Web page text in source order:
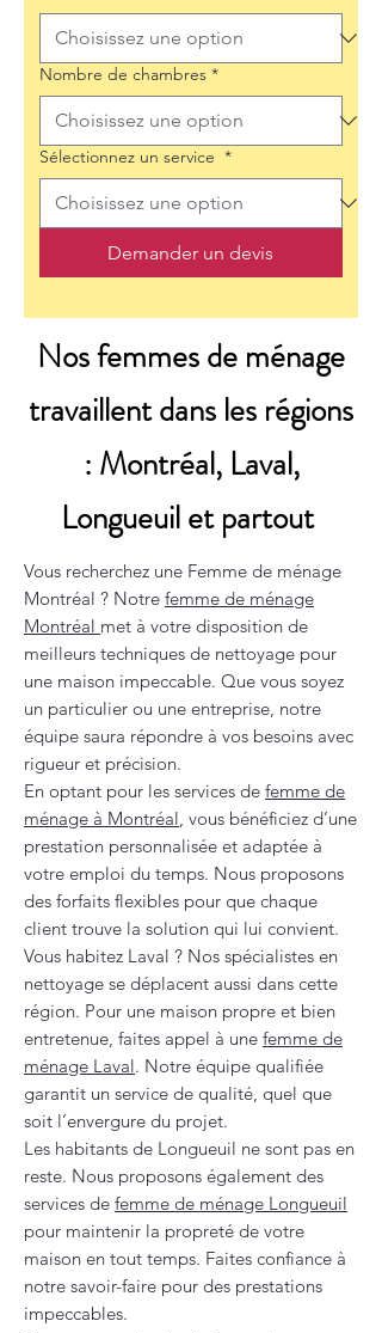
Nombre de chambres *
Sélectionnez un service *
Demander un devis
Nos femmes de ménage
travaillent dans les régions
: Montréal, Laval,
Longueuil et partout
Vous recherchez une Femme de ménage
Montréal ? Notre femme de ménage
Montréal met à votre disposition de
meilleurs techniques de nettoyage pour
une maison impeccable. Que vous soyez
un particulier ou une entreprise, notre
équipe saura répondre à vos besoins avec
rigueur et précision.
En optant pour les services de femme de
ménage à Montréal, vous bénéficiez d’une
prestation personnalisée et adaptée à
votre emploi du temps. Nous proposons
des forfaits flexibles pour que chaque
client trouve la solution qui lui convient.
Vous habitez Laval ? Nos spécialistes en
nettoyage se déplacent aussi dans cette
région. Pour une maison propre et bien
entretenue, faites appel à une femme de
ménage Laval. Notre équipe qualifiée
garantit un service de qualité, quel que
soit l’envergure du projet.
Les habitants de Longueuil ne sont pas en
reste. Nous proposons également des
services de femme de ménage Longueuil
pour maintenir la propreté de votre
maison en tout temps. Faites confiance à
notre savoir-faire pour des prestations
impeccables.